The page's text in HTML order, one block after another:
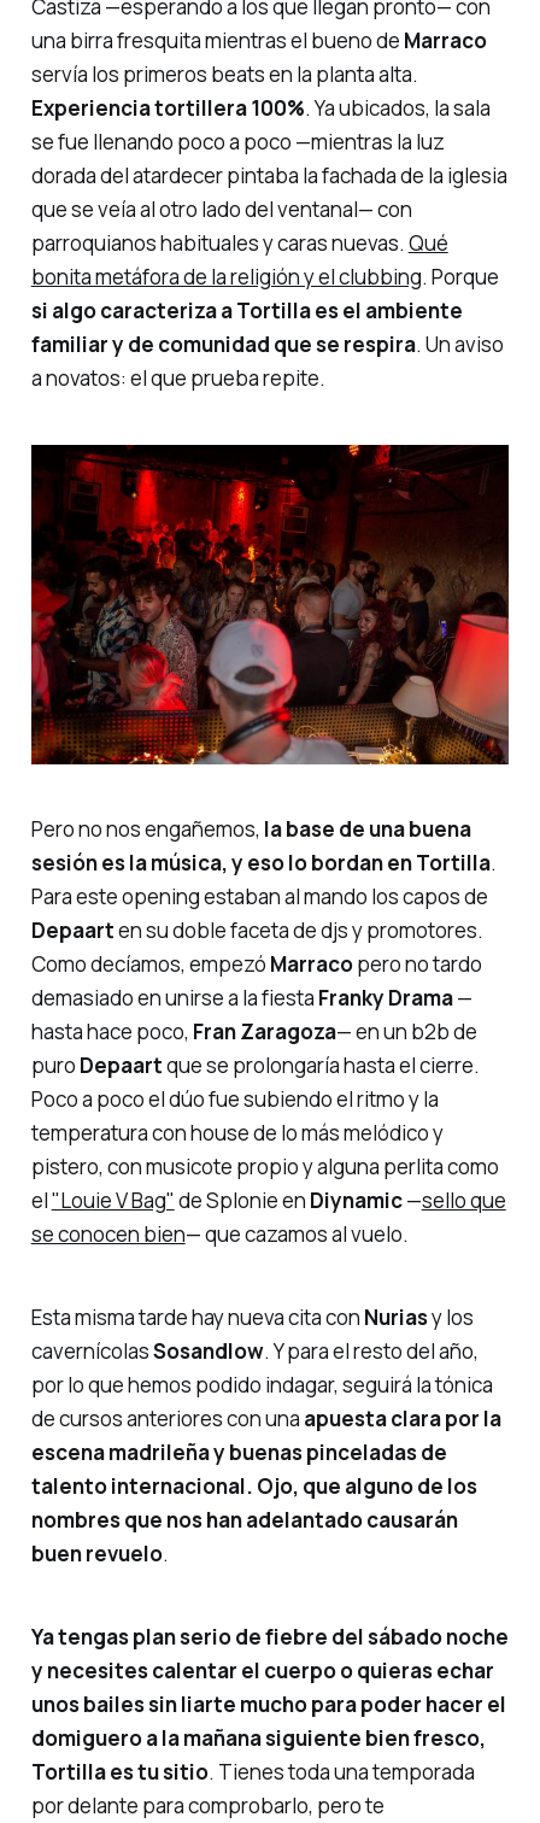
Castiza —esperando a los que llegan pronto— con
una birra fresquita mientras el bueno de Marraco
servía los primeros beatsen la planta alta.
Experienciatortillera100%. Ya ubicados, la sala
se fue llenando poco a poco —mientras la luz
dorada del atardecer pintaba la fachada de la iglesia
que se veía al otro lado del ventanal— con
parroquianos habituales y caras nuevas. Qué
bonita metáfora de la religión y el clubbing. Porque
si algo caracteriza a Tortilla es el ambiente
familiar y de comunidad que se respira. Un aviso
a novatos: el que prueba repite.
Pero no nos engañemos, la base de una buena
sesión es la música, y eso lo bordan en Tortilla.
Para este opening estaban al mando los capos de
Depaarten su doble faceta de djs y promotores.
Como decíamos, empezó Marracopero no tardo
demasiado en unirse a la fiesta Franky Drama—
hasta hace poco, Fran Zaragoza— en un b2b de
puro Depaartque se prolongaría hasta el cierre.
Poco a poco el dúo fue subiendo el ritmo y la
temperatura con house de lo más melódico y
pistero, con musicote propio y alguna perlita como
el"Louie V Bag" de Splonie en Diynamic—sello que
se conocen bien— que cazamos al vuelo.
Esta misma tarde hay nueva cita con Nuriasy los
cavernícolasSosandlow. Y para el resto del año,
por lo que hemos podido indagar, seguirá la tónica
de cursos anteriores con una apuesta clara por la
escena madrileña y buenas pinceladas de
talento internacional. Ojo, que alguno de los
nombres que nos han adelantado causarán
buen revuelo.
Ya tengas plan serio de fiebre del sábado noche
y necesites calentar el cuerpo o quieras echar
unos bailes sin liarte mucho para poder hacer el
domigueroa la mañana siguiente bien fresco,
Tortilla es tu sitio. Tienes toda una temporada
por delante para comprobarlo, pero te